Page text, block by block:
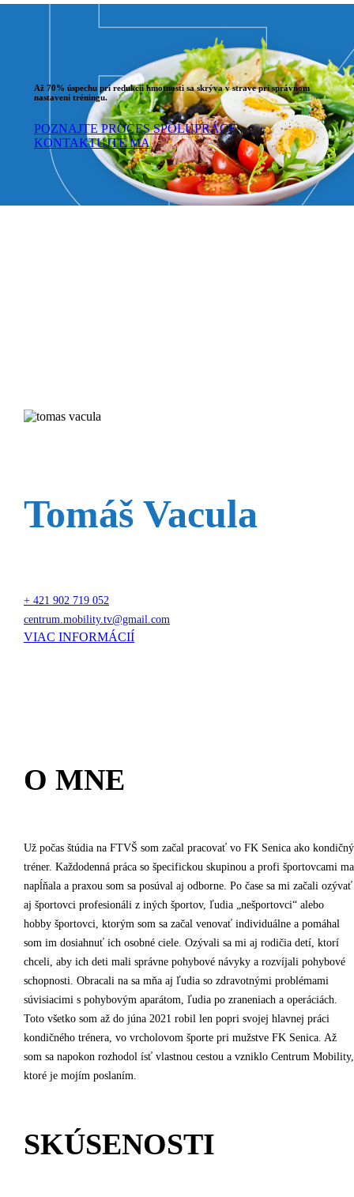
Až 70% úspechu pri redukcii hmotnosti sa skrýva v strave pri správnom
nastavení tréningu.
POZNAJTE PROCES SPOLUPRÁCE
KONTAKTUJTE MA
Tomáš Vacula
+ 421 902 719 052
centrum.mobility.tv@gmail.com
VIAC INFORMÁCIÍ
O MNE
Už počas štúdia na FTVŠ som začal pracovať vo FK Senica ako kondičný
tréner. Každodenná práca so špecifickou skupinou a profi športovcami ma
napĺňala a praxou som sa posúval aj odborne. Po čase sa mi začali ozývať
aj športovci profesionáli z iných športov, ľudia „nešportovci“ alebo
hobby športovci, ktorým som sa začal venovať individuálne a pomáhal
som im dosiahnuť ich osobné ciele. Ozývali sa mi aj rodičia detí, ktorí
chceli, aby ich deti mali správne pohybové návyky a rozvíjali pohybové
schopnosti. Obracali na sa mňa aj ľudia so zdravotnými problémami
súvisiacimi s pohybovým aparátom, ľudia po zraneniach a operáciách.
Toto všetko som až do júna 2021 robil len popri svojej hlavnej práci
kondičného trénera, vo vrcholovom športe pri mužstve FK Senica. Až
som sa napokon rozhodol ísť vlastnou cestou a vzniklo Centrum Mobility,
ktoré je mojím poslaním.
SKÚSENOSTI